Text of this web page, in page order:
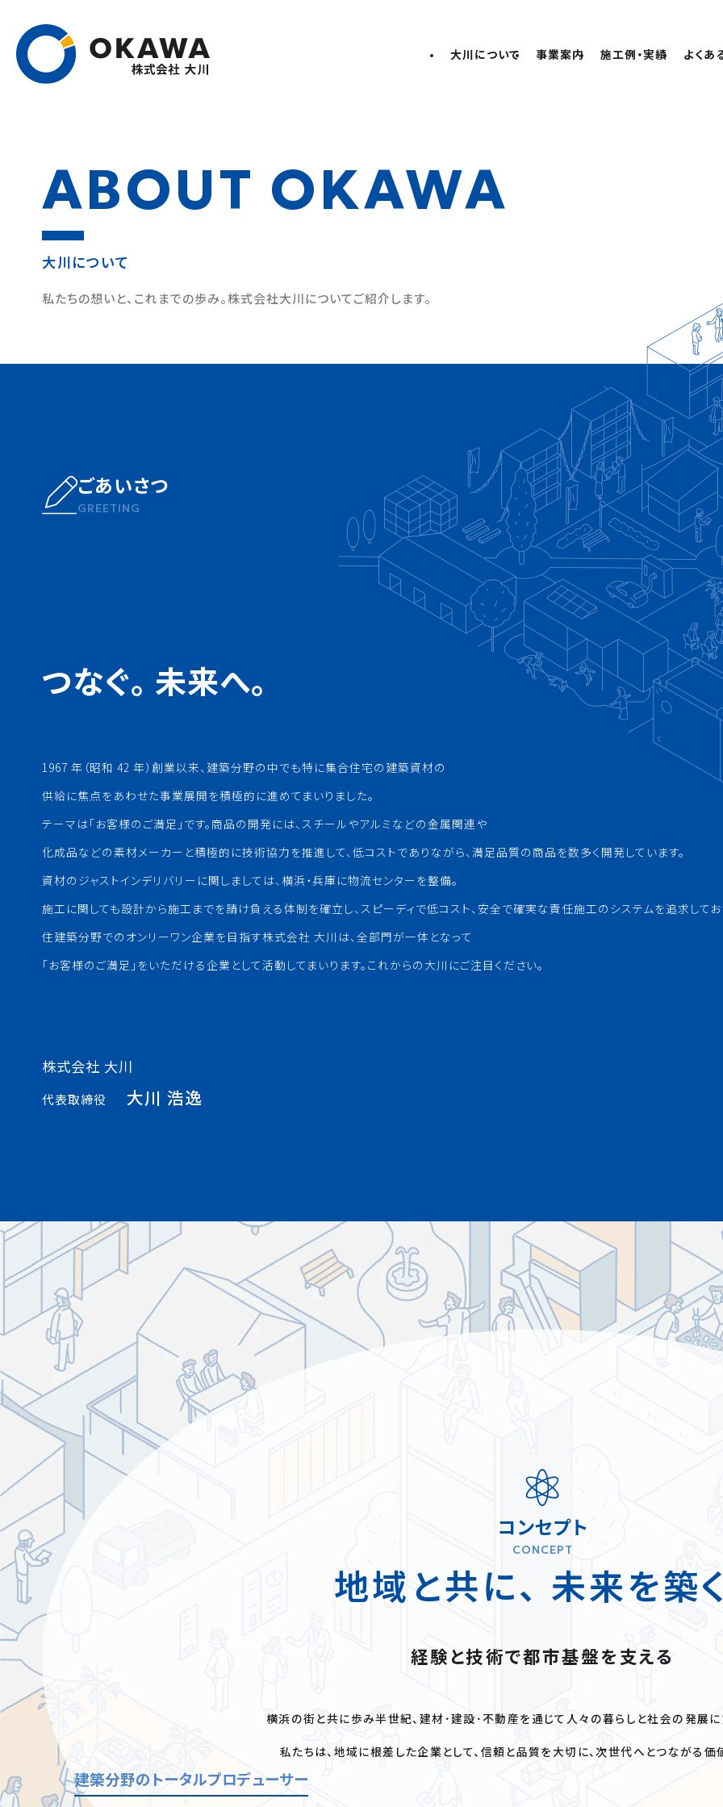
大川について 事業案内 施工例・実績 よくあ
ABOUT OKAWA
大川について
私たちの想いと、これまでの歩み。株式会社大川についてご紹介します。
ごあいさつ
GREETING
つなぐ。 未来へ。
1967 年（昭和 42 年）創業以来、建築分野の中でも特に集合住宅の建築資材の
供給に焦点をあわせた事業展開を積極的に進めてまいりました。
テーマは「お客様のご満足」です。商品の開発には、スチールやアルミなどの金属関連や
化成品などの素材メーカーと積極的に技術協力を推進して、低コストでありながら、満足品質の商品を数多く開発しています。
資材のジャストインデリバリーに関しましては、横浜・兵庫に物流センターを整備。
施工に関しても設計から施工までを請け負える体制を確立し、スピーディで低コスト、安全で確実な責任施工のシステムを追求してお
住建築分野でのオンリーワン企業を目指す株式会社 大川は、全部門が一体となって
「お客様のご満足」をいただける企業として活動してまいります。これからの大川にご注目ください。
株式会社 大川
代表取締役 大川 浩逸
コンセプト
CONCEPT
地域と共に、 未来を築
経験と技術で都市基盤を支える
横浜の街と共に歩み半世紀、建材･建設･不動産を通じて人々の暮らしと社会の発展に
私たちは、地域に根差した企業として、信頼と品質を大切に、次世代へとつながる価
建築分野のトータルプロデューサー